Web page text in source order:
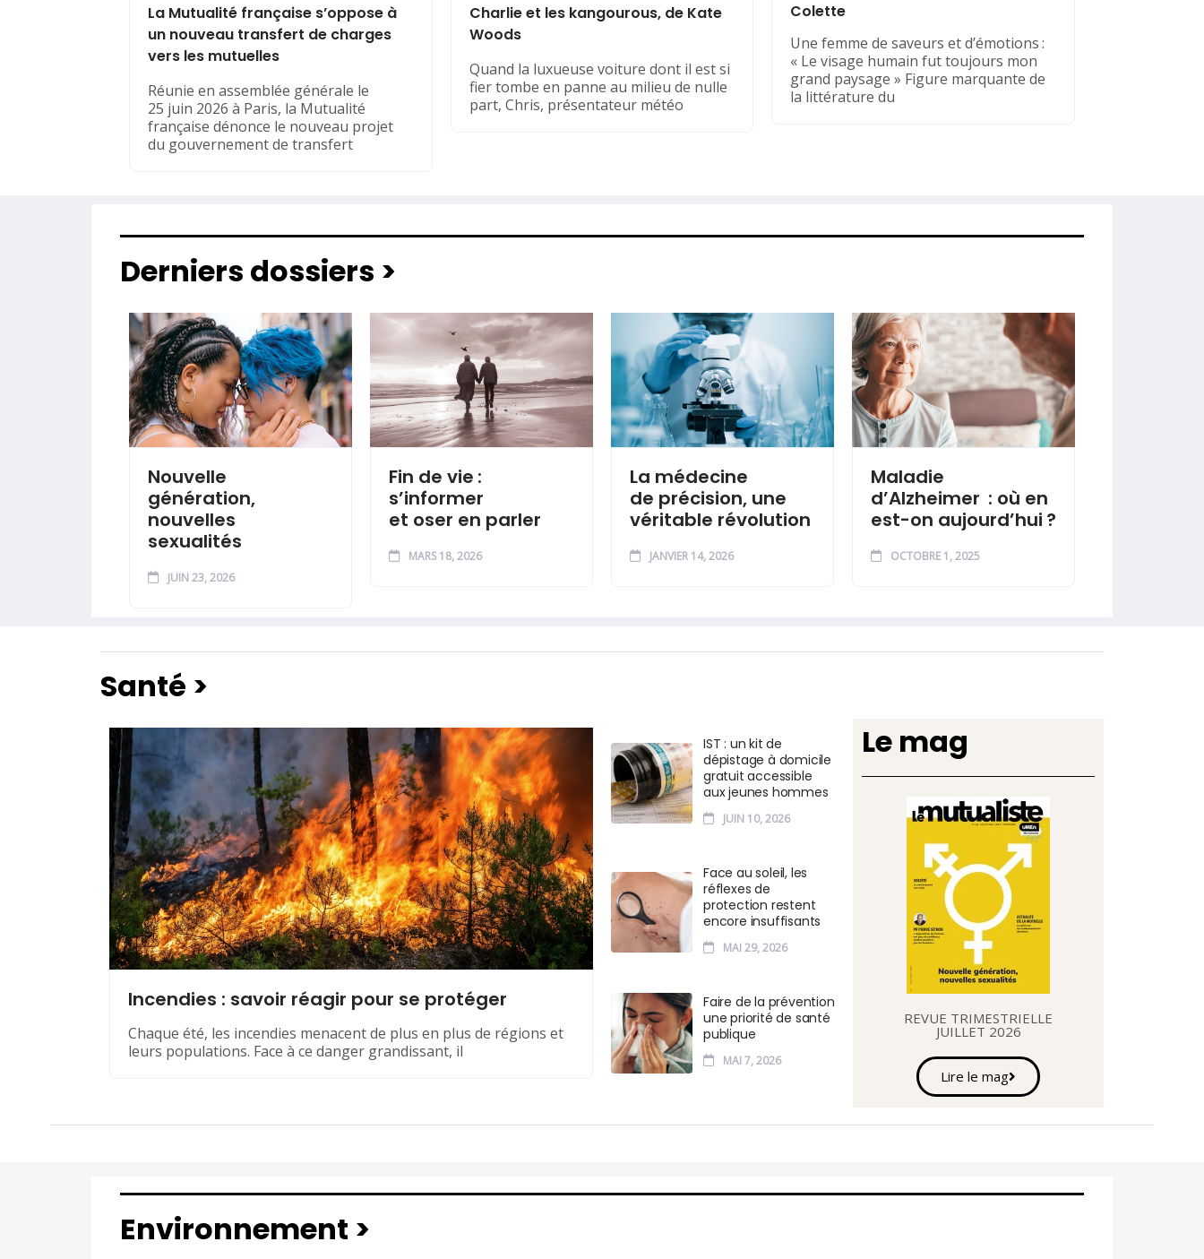
La Mutualité française s’oppose à
un nouveau transfert de charges
vers les mutuelles
Réunie en assemblée générale le
25 juin 2026 à Paris, la Mutualité
française dénonce le nouveau projet
du gouvernement de transfert
Charlie et les kangourous, de Kate
Woods
Quand la luxueuse voiture dont il est si
fier tombe en panne au milieu de nulle
part, Chris, présentateur météo
Colette
Une femme de saveurs et d’émotions :
« Le visage humain fut toujours mon
grand paysage » Figure marquante de
la littérature du
Derniers dossiers >
Nouvelle
génération,
nouvelles
sexualités
JUIN 23, 2026
Fin de vie :
s’informer
et oser en parler
MARS 18, 2026
La médecine
de précision, une
véritable révolution
JANVIER 14, 2026
Maladie
d’Alzheimer : où en
est-on aujourd’hui ?
OCTOBRE 1, 2025
Santé >
Incendies : savoir réagir pour se protéger
Chaque été, les incendies menacent de plus en plus de régions et
leurs populations. Face à ce danger grandissant, il
IST : un kit de
dépistage à domicile
gratuit accessible
aux jeunes hommes
JUIN 10, 2026
Face au soleil, les
réflexes de
protection restent
encore insuffisants
MAI 29, 2026
Faire de la prévention
une priorité de santé
publique
MAI 7, 2026
Le mag
REVUE TRIMESTRIELLE
JUILLET 2026
Lire le mag
Environnement >